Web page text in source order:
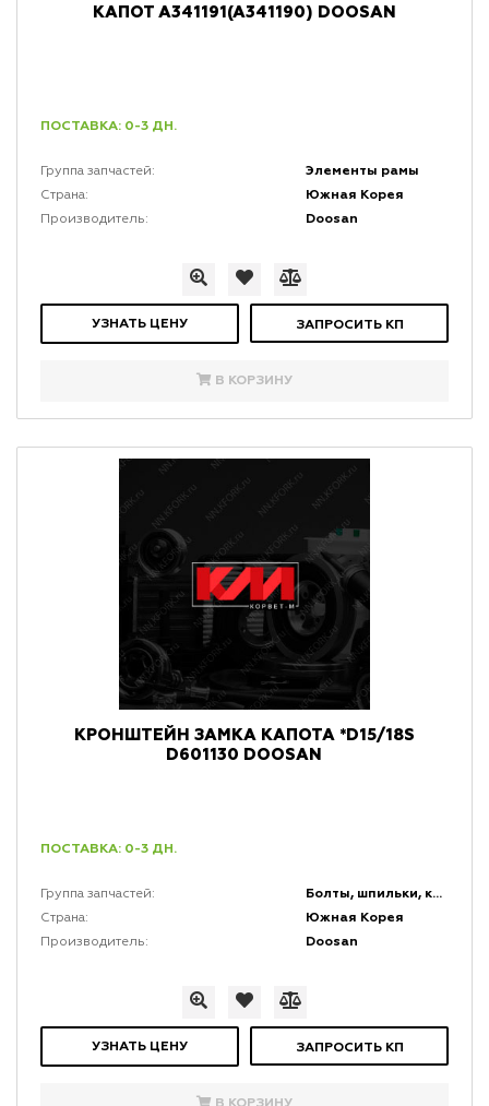
КАПОТ A341191(A341190) DOOSAN
ПОСТАВКА: 0-3 ДН.
Группа запчастей: Элементы рамы
Страна: Южная Корея
Производитель: Doosan
УЗНАТЬ ЦЕНУ ЗАПРОСИТЬ КП
В КОРЗИНУ
КРОНШТЕЙН ЗАМКА КАПОТА *D15/18S
D601130 DOOSAN
ПОСТАВКА: 0-3 ДН.
Группа запчастей: Болты, шпильки, крепеж, коннекторы и кронштейны
Страна: Южная Корея
Производитель: Doosan
УЗНАТЬ ЦЕНУ ЗАПРОСИТЬ КП